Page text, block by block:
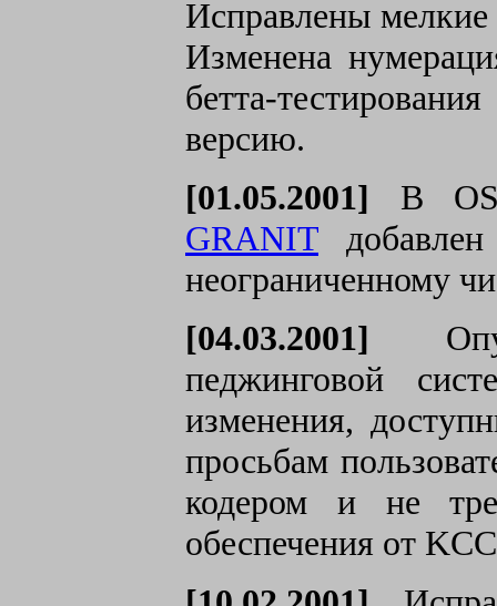
Исправлены
Изменена
бетта-
версию.
[01.05.2001] В OS/
GRANIT
неограниченному
[04.03.2001]
педжинговой
изменения,
просьбам
кодером и не
обеспечения от